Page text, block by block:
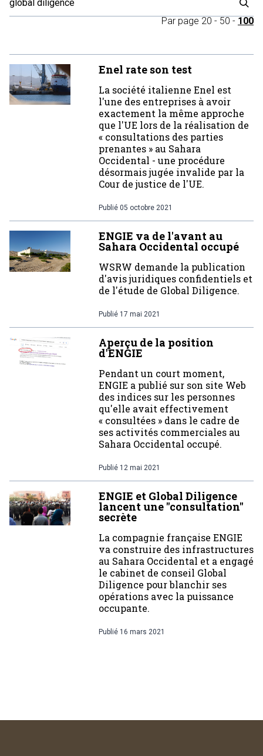
Par page 20 - 50 - 100
Enel rate son test
La société italienne Enel est
l'une des entreprises à avoir
exactement la même approche
que l'UE lors de la réalisation de
« consultations des parties
prenantes » au Sahara
Occidental - une procédure
désormais jugée invalide par la
Cour de justice de l'UE.
Publié 05 octobre 2021
ENGIE va de l'avant au
Sahara Occidental occupé
WSRW demande la publication
d'avis juridiques confidentiels et
de l'étude de Global Diligence.
Publié 17 mai 2021
Aperçu de la position
d'ENGIE
Pendant un court moment,
ENGIE a publié sur son site Web
des indices sur les personnes
qu'elle avait effectivement
« consultées » dans le cadre de
ses activités commerciales au
Sahara Occidental occupé.
Publié 12 mai 2021
ENGIE et Global Diligence
lancent une "consultation"
secrète
La compagnie française ENGIE
va construire des infrastructures
au Sahara Occidental et a engagé
le cabinet de conseil Global
Diligence pour blanchir ses
opérations avec la puissance
occupante.
Publié 16 mars 2021